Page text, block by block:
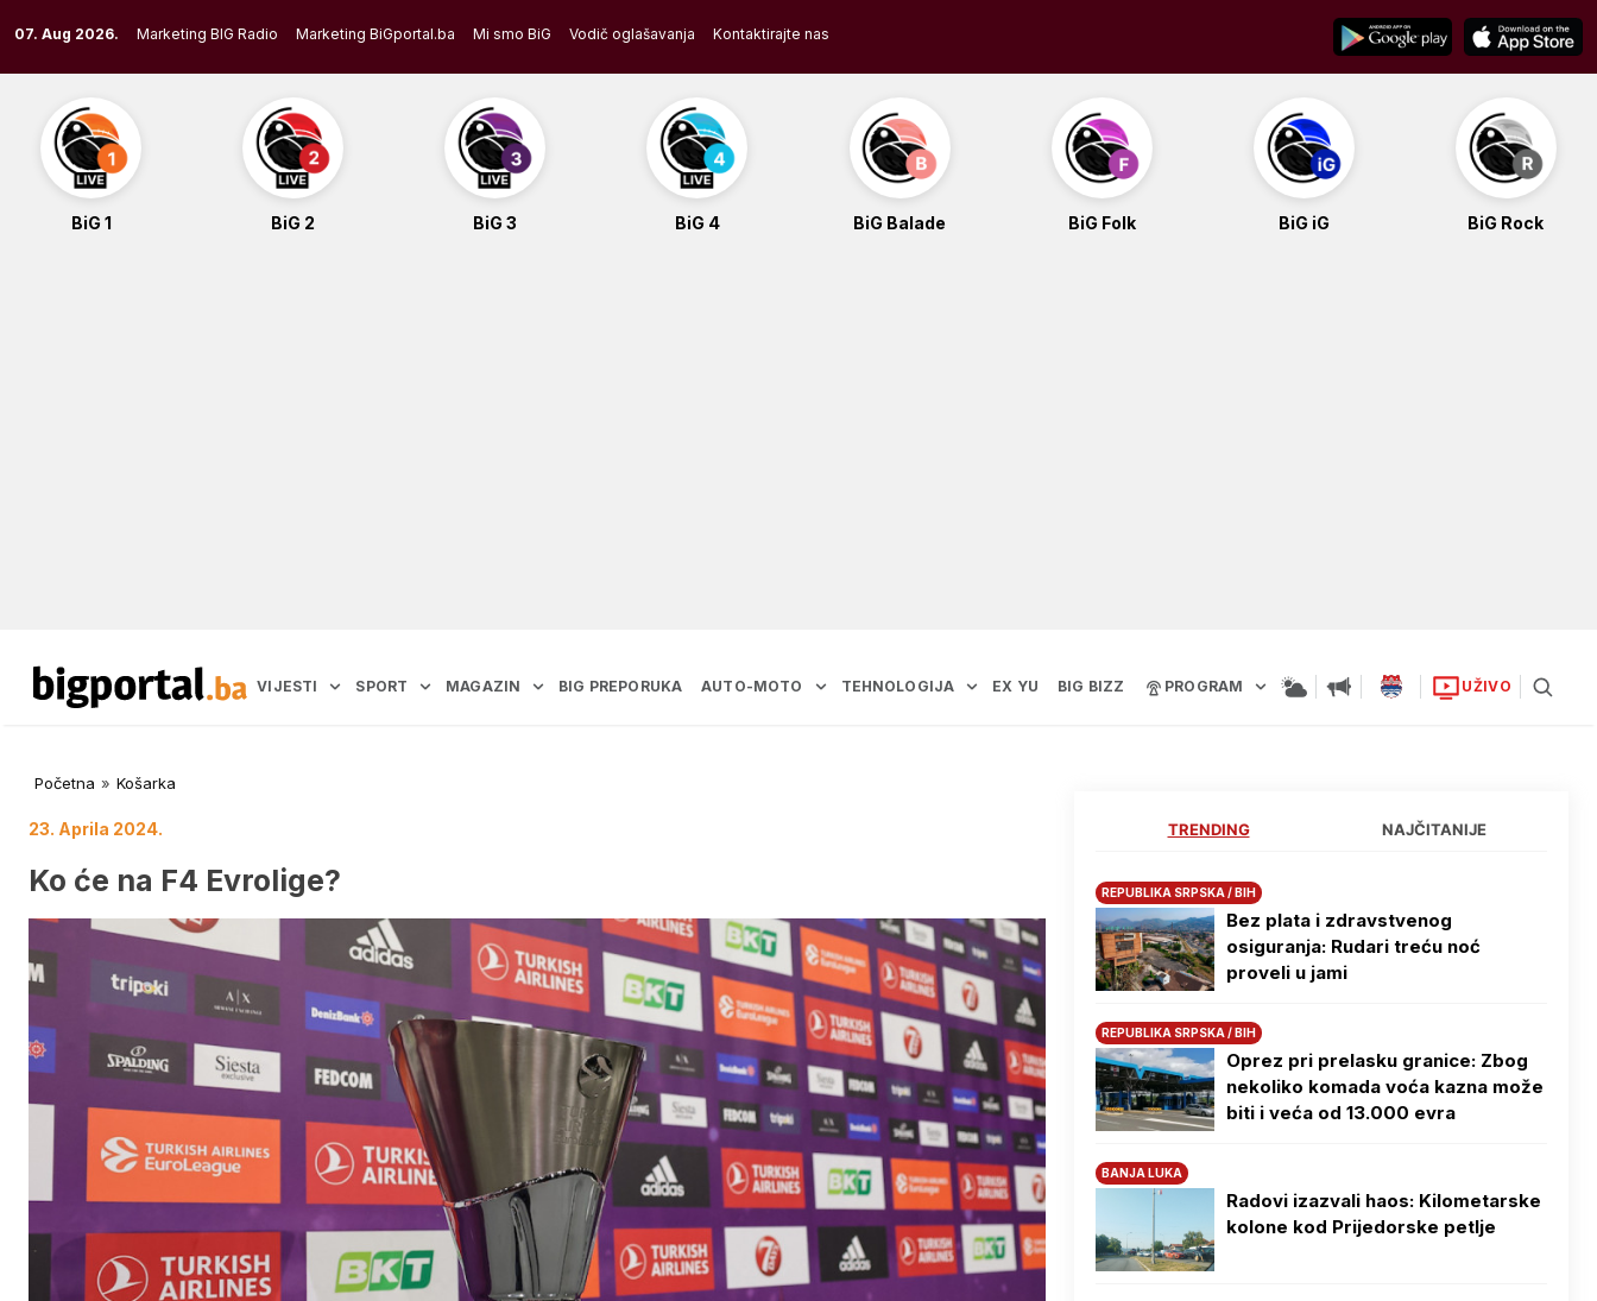
to
content
07. Aug 2026. Marketing BIG Radio Marketing BiGportal.ba Mi smo BiG Vodič oglašavanja Kontaktirajte nas
BiG 1 BiG 2 BiG 3 BiG 4 BiG Balade BiG Folk BiG iG BiG Rock
VIJESTI SPORT MAGAZIN BIG PREPORUKA AUTO-MOTO TEHNOLOGIJA EX YU BIG BIZZ PROGRAM UŽIVO
Početna » Košarka
23. Aprila 2024.
Ko će na F4 Evrolige?
TRENDING NAJČITANIJE
REPUBLIKA SRPSKA / BIH
Bez plata i zdravstvenog
osiguranja: Rudari treću noć
proveli u jami
REPUBLIKA SRPSKA / BIH
Oprez pri prelasku granice: Zbog
nekoliko komada voća kazna može
biti i veća od 13.000 evra
BANJA LUKA
Radovi izazvali haos: Kilometarske
kolone kod Prijedorske petlje